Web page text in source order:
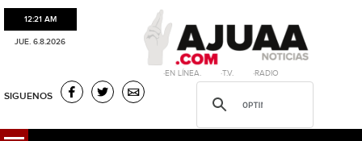
12:21 AM
JUE. 6.8.2026
·EN LÍNEA. ·T.V. ·RADIO
SIGUENOS